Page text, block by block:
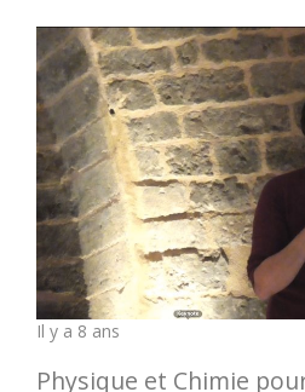
Il y a 8 ans
Physique et Chimie